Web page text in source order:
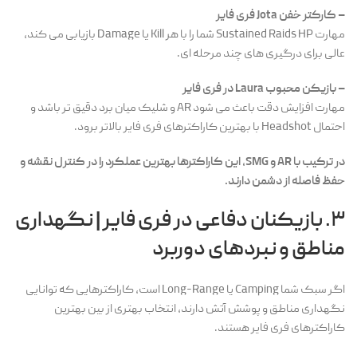
– کارکتر خفن Jota فری فایر
مهارت Sustained Raids HP شما را با هر Kill یا Damage بازیابی می کند،
عالی برای درگیری های چند مرحله ای.
– بازیکن محبوب Laura در فری فایر
مهارت افزایش دقت باعث می شود AR و شلیک میان برد دقیق تر باشد و
احتمال Headshot با بهترین کاراکترهای فری فایر بالاتر برود.
در ترکیب با AR و SMG، این کاراکترها بهترین عملکرد را در کنترل نقشه و
حفظ فاصله از دشمن دارند.
۳. بازیکنان دفاعی در فری فایر | نگهداری
مناطق و نبردهای دوربرد
اگر سبک شما Camping یا Long-Range است، کاراکترهایی که توانایی
نگهداری مناطق و پوشش آتش دارند، انتخاب بهتری از بین بهترین
کاراکترهای فری فایر هستند.